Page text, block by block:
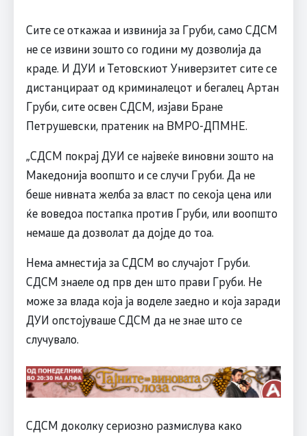
Сите се откажаа и извинија за Груби, само СДСМ
не се извини зошто со години му дозволија да
краде. И ДУИ и Тетовскиот Универзитет сите се
дистанцираат од криминалецот и бегалец Артан
Груби, сите освен СДСМ, изјави Бране
Петрушевски, пратеник на ВМРО-ДПМНЕ.
„СДСМ покрај ДУИ се највеќе виновни зошто на
Македонија воопшто и се случи Груби. Да не
беше нивната желба за власт по секоја цена или
ќе воведоа постапка против Груби, или воопшто
немаше да дозволат да дојде до тоа.
Нема амнестија за СДСМ во случајот Груби.
СДСМ знаеле од прв ден што прави Груби. Не
може за влада која ја воделе заедно и која заради
ДУИ опстојуваше СДСМ да не знае што се
случувало.
СДСМ доколку сериозно размислува како